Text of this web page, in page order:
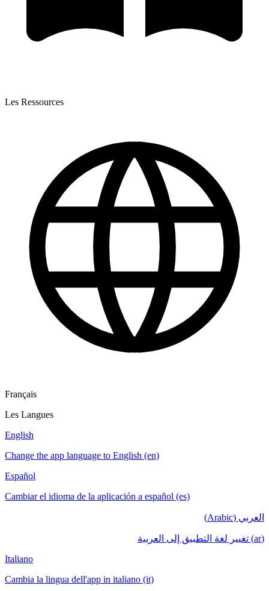
Les Ressources
Français
Les Langues
English
Change the app language to English (en)
Español
Cambiar el idioma de la aplicación a español (es)
العربي (Arabic)
(ar) تغيير لغة التطبيق إلى العربية
Italiano
Cambia la lingua dell'app in italiano (it)